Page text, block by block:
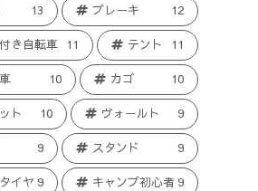
13 ブレーキ 12
き自転車 11 テント 11
10 カゴ 10
ト 10 ヴォールト 9
9 スタンド 9
イヤ 9 キャンプ初心者 9